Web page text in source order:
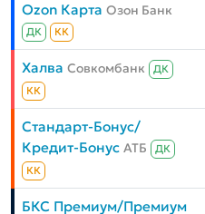
Ozon Карта Озон Банк
ДК КК
Халва Совкомбанк
ДК
КК
Стандарт-Бонус/
Кредит-Бонус АТБ
ДК
КК
БКС Премиум/Премиум